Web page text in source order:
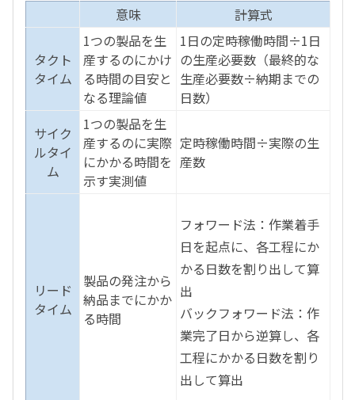
意味 計算式
タクト
タイム
1つの製品を生
産するのにかけ
る時間の目安と
なる理論値
1日の定時稼働時間÷1日
の生産必要数（最終的な
生産必要数÷納期までの
日数）
サイク
ルタイ
ム
1つの製品を生
産するのに実際
にかかる時間を
示す実測値
定時稼働時間÷実際の生
産数
リード
タイム
製品の発注から
納品までにかか
る時間
フォワード法：作業着手
日を起点に、各工程にか
かる日数を割り出して算
出
バックフォワード法：作
業完了日から逆算し、各
工程にかかる日数を割り
出して算出